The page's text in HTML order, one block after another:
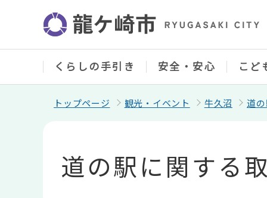
ジ
くらしの手引き 安全・安心 こど
トップページ 観光・イベント 牛久沼 道
道の駅に関する